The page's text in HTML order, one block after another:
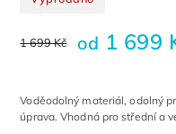
1 699 Kč od 1 699
Voděodolný materiál, odolný
úprava. Vhodná pro střední a